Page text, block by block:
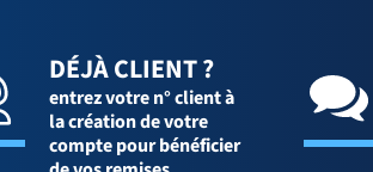
DÉJÀ CLIENT ?
entrez votre n° client à
la création de votre
compte pour bénéficier